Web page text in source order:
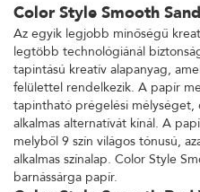
Color Style Smooth Sand
Az egyik legjobb minőségű
legtöbb technológiánál
tapintású kreatív alapanyag,
felülettel rendelkezik. A papír
tapintható prégelési mélységet,
alkalmas alternatívát kínál. A
melyből 9 szín világos tónusú,
alkalmas színalap. Color Style
barnássárga papír.